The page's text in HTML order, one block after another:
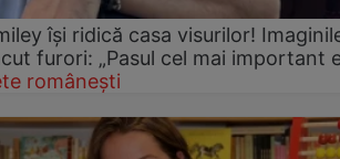
își ridică casa visurilor!
furori: „Pasul cel mai important
românești